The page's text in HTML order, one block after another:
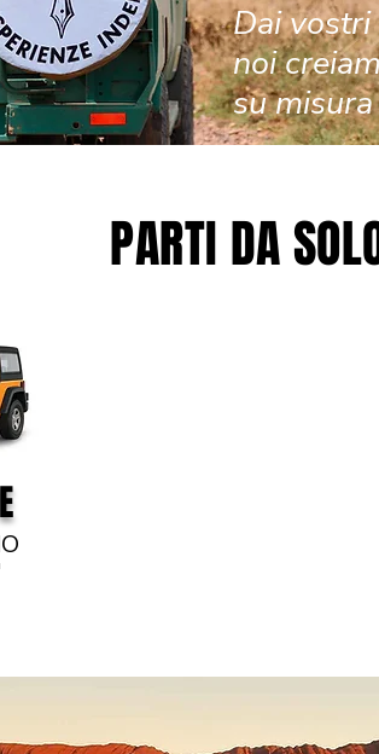
Dai
noi
su
PARTI DA